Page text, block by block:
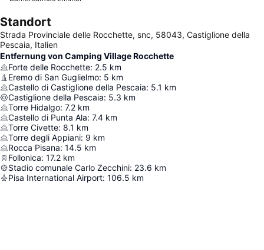
Standort
Strada Provinciale delle Rocchette, snc, 58043, Castiglione della
Pescaia, Italien
Entfernung von Camping Village Rocchette
Forte delle Rocchette: 2.5 km
Eremo di San Guglielmo: 5 km
Castello di Castiglione della Pescaia: 5.1 km
Castiglione della Pescaia: 5.3 km
Torre Hidalgo: 7.2 km
Castello di Punta Ala: 7.4 km
Torre Civette: 8.1 km
Torre degli Appiani: 9 km
Rocca Pisana: 14.5 km
Follonica: 17.2 km
Stadio comunale Carlo Zecchini: 23.6 km
Pisa International Airport: 106.5 km